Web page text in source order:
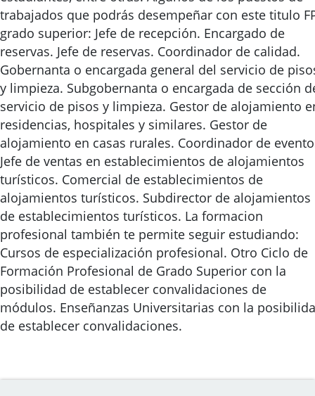
trabajados que podrás desempeñar con este titulo
grado superior: Jefe de recepción. Encargado de
reservas. Jefe de reservas. Coordinador de calidad.
Gobernanta o encargada general del servicio de
y limpieza. Subgobernanta o encargada de sección
servicio de pisos y limpieza. Gestor de alojamiento
residencias, hospitales y similares. Gestor de
alojamiento en casas rurales. Coordinador de
Jefe de ventas en establecimientos de alojamientos
turísticos. Comercial de establecimientos de
alojamientos turísticos. Subdirector de alojamientos
de establecimientos turísticos. La formacion
profesional también te permite seguir estudiando:
Cursos de especialización profesional. Otro Ciclo de
Formación Profesional de Grado Superior con la
posibilidad de establecer convalidaciones de
módulos. Enseñanzas Universitarias con la
de establecer convalidaciones.